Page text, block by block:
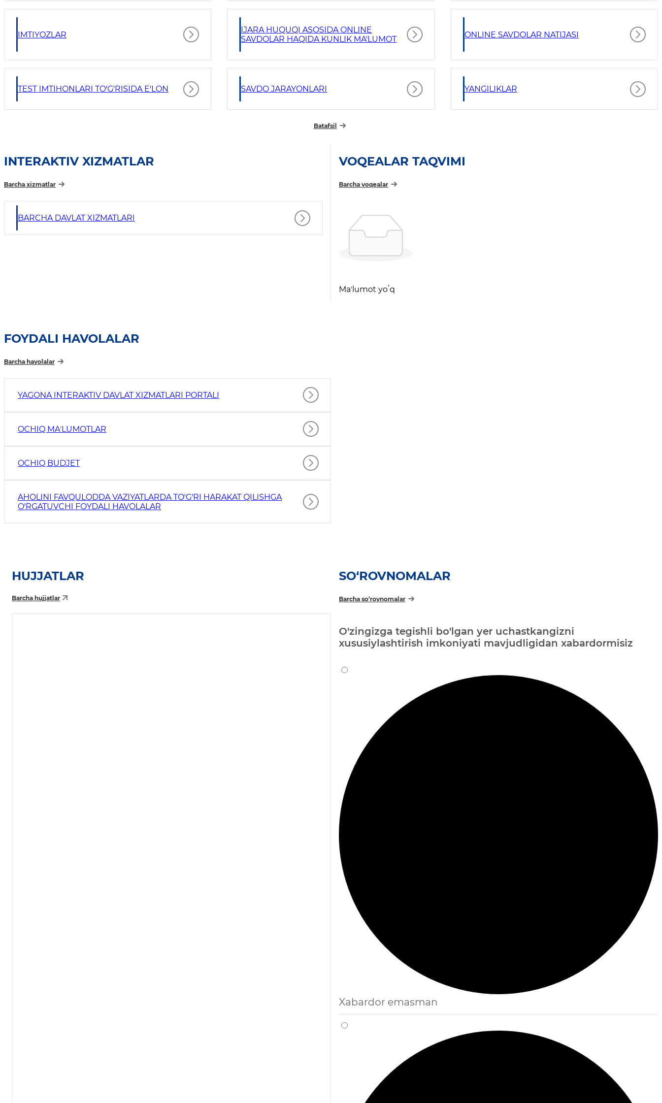
IMTIYOZLAR
IJARA HUQUQI ASOSIDA ONLINE
SAVDOLAR HAQIDA KUNLIK MA'LUMOT
ONLINE SAVDOLAR NATIJASI
TEST IMTIHONLARI TO'G'RISIDA E'LON SAVDO JARAYONLARI YANGILIKLAR
Batafsil
INTERAKTIV XIZMATLAR
Barcha xizmatlar
BARCHA DAVLAT XIZMATLARI
VOQEALAR TAQVIMI
Barcha voqealar
Maʼlumot yoʻq
FOYDALI HAVOLALAR
Barcha havolalar
YAGONA INTERAKTIV DAVLAT XIZMATLARI PORTALI
OCHIQ MAʼLUMOTLAR
OCHIQ BUDJET
AHOLINI FAVQULODDA VAZIYATLARDA TO'G'RI HARAKAT QILISHGA
O'RGATUVCHI FOYDALI HAVOLALAR
HUJJATLAR
Barcha hujjatlar
SO‘ROVNOMALAR
Barcha so‘rovnomalar
O'zingizga tegishli bo'lgan yer uchastkangizni
xususiylashtirish imkoniyati mavjudligidan xabardormisiz
Xabardor emasman